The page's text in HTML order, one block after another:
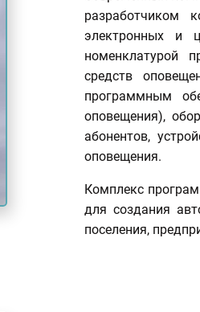
разработчиком
электронных и
номенклатурой
средств
программным
оповещения),
абонентов,
оповещения.
Комплекс
для создания
поселения,